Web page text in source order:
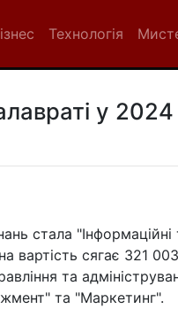
Технологія
у 2024
стала "Інформаційні
вартість сягає 321
та
та "Маркетинг".